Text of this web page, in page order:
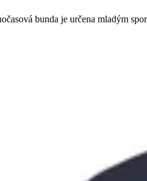
bunda je určena mladým